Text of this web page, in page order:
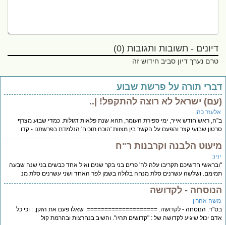
דיונים - תשובות ותגובות (0)
טרם נערך דיון סביב חידוש זה
תורה על פרשת שבוע
ישראל לא רוצה להתקפל! |..
כהן
ראש חודש אייר, ימי ספירת העומר, תהא שנת פלאות דגולות. כמדי שבוע מצרף
שבועי קצר והפעם על הקשר בין מצוות 'הוכח תוכיח' הנלמדת בפרשתנו - קדו
הלבנה וקרבנות ר"ח
חדשיכם תקריבו עלה לה' פרים בני בקר שנים ואיל אחד כבשים בני שנה שבעה
ושלשה עשרנים סלת מנחה בלולה בשמן לפר האחד ושני עשרנים סלת מנ
- לקדושה
אהרון
הנוסחה - לקדושה. ====================. שאלו פעם את הזקן, : וכי כל
יכול שיגיע לקדושה של : "קדושים תהיו". והשיב בנחרצות ובהרמת קול